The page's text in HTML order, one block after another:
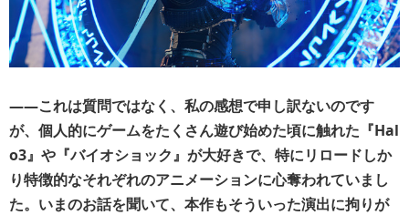
――これは質問ではなく、私の感想で申し訳ないのです
が、個人的にゲームをたくさん遊び始めた頃に触れた『Hal
o3』や『バイオショック』が大好きで、特にリロードしか
り特徴的なそれぞれのアニメーションに心奪われていまし
た。いまのお話を聞いて、本作もそういった演出に拘りが